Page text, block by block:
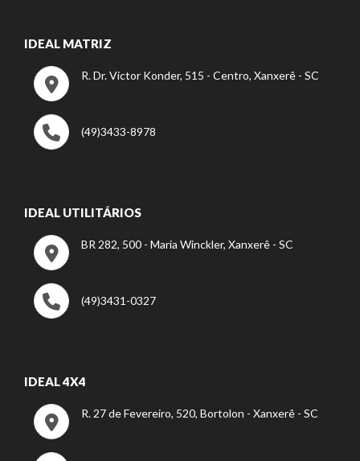
IDEAL MATRIZ
R. Dr. Victor Konder, 515 - Centro, Xanxerê - SC
(49)3433-8978
IDEAL UTILITÁRIOS
BR 282, 500 - Maria Winckler, Xanxerê - SC
(49)3431-0327
IDEAL 4X4
R. 27 de Fevereiro, 520, Bortolon - Xanxerê - SC